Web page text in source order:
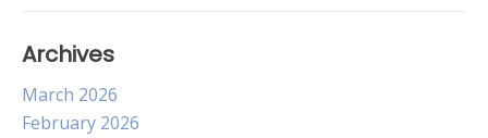
Archives
March 2026
February 2026